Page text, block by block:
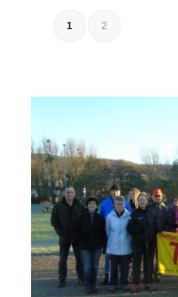
1 2